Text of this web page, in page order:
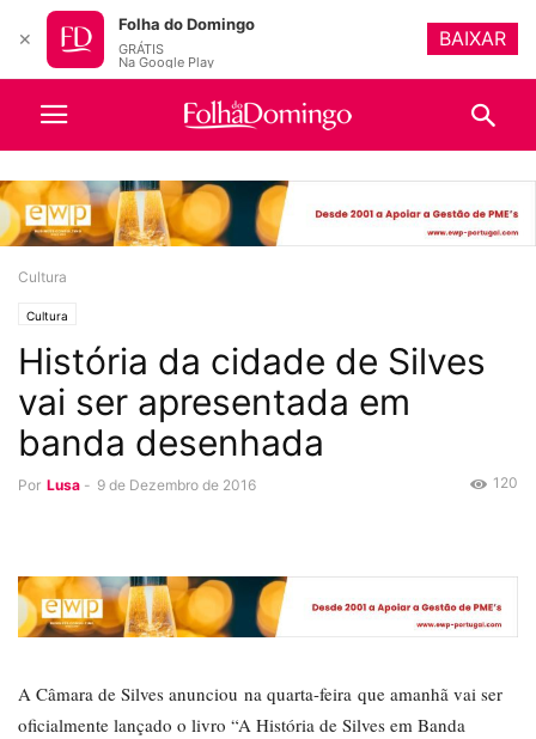
Cultura
Cultura
História da cidade de Silves
vai ser apresentada em
banda desenhada
Por Lusa - 9 de Dezembro de 2016 120
A Câmara de Silves anunciou na quarta-feira que amanhã vai ser
oficialmente lançado o livro “A História de Silves em Banda
✕
Folha do Domingo
GRÁTIS
Na Google Play
BAIXAR